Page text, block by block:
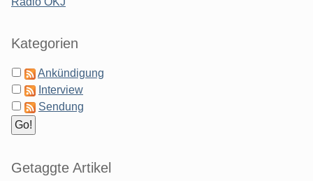
Kategorien
Ankündigung
Interview
Sendung
Getaggte Artikel